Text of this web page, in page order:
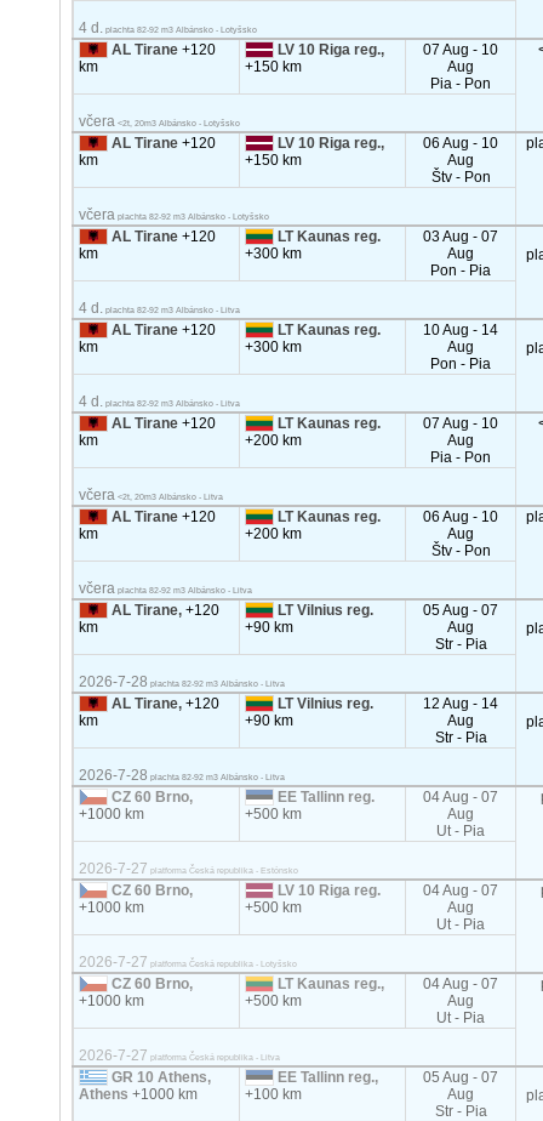
4 d. plachta 82-92 m3 Albánsko - Lotyšsko
AL Tirane+120
km
LV 10 Riga reg.,
+150 km
07 Aug - 10
Aug
Pia - Pon
včera <2t, 20m3 Albánsko - Lotyšsko
AL Tirane+120
km
LV 10 Riga reg.,
+150 km
06 Aug - 10
Aug
Štv - Pon
včera plachta 82-92 m3 Albánsko - Lotyšsko
AL Tirane+120
km
LT Kaunas reg.
+300 km
03 Aug - 07
Aug
Pon - Pia
4 d. plachta 82-92 m3 Albánsko - Litva
AL Tirane+120
km
LT Kaunas reg.
+300 km
10 Aug - 14
Aug
Pon - Pia
4 d. plachta 82-92 m3 Albánsko - Litva
AL Tirane+120
km
LT Kaunas reg.
+200 km
07 Aug - 10
Aug
Pia - Pon
včera <2t, 20m3 Albánsko - Litva
AL Tirane+120
km
LT Kaunas reg.
+200 km
06 Aug - 10
Aug
Štv - Pon
včera plachta 82-92 m3 Albánsko - Litva
AL Tirane,+120
km
LT Vilnius reg.
+90 km
05 Aug - 07
Aug
Str - Pia
2026-7-28 plachta 82-92 m3 Albánsko - Litva
AL Tirane,+120
km
LT Vilnius reg.
+90 km
12 Aug - 14
Aug
Str - Pia
2026-7-28 plachta 82-92 m3 Albánsko - Litva
CZ 60 Brno,
+1000 km
EE Tallinn reg.
+500 km
04 Aug - 07
Aug
Ut - Pia
2026-7-27 platforma Česká republika - Estónsko
CZ 60 Brno,
+1000 km
LV 10 Riga reg.
+500 km
04 Aug - 07
Aug
Ut - Pia
2026-7-27 platforma Česká republika - Lotyšsko
CZ 60 Brno,
+1000 km
LT Kaunas reg.,
+500 km
04 Aug - 07
Aug
Ut - Pia
2026-7-27 platforma Česká republika - Litva
GR 10 Athens,
Athens+1000 km
EE Tallinn reg.,
+100 km
05 Aug - 07
Aug
Str - Pia